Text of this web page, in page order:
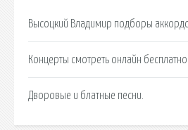
Высоцкий Владимир подборы
Концерты смотреть онлайн бесплатно.
Дворовые и блатные песни.